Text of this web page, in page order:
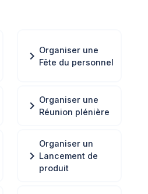
chevron_right Organiser une
Fête du personnel
chevron_right Organiser une
Réunion plénière
chevron_right
Organiser un
Lancement de
produit